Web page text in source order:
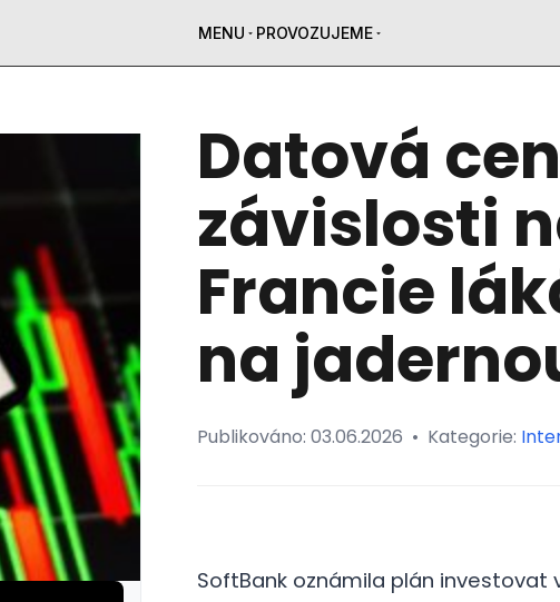
MENU PROVOZUJEME
Datová
závislosti
Francie
na
Publikováno: 03.06.2026 • Kategorie:
SoftBank oznámila plán investovat